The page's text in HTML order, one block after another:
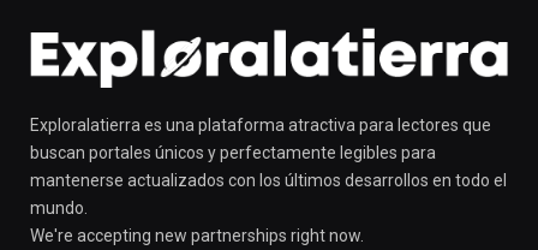
Exploralatierra es una plataforma atractiva para lectores que
buscan portales únicos y perfectamente legibles para
mantenerse actualizados con los últimos desarrollos en todo el
mundo.
We're accepting new partnerships right now.